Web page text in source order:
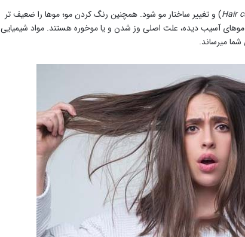
Hair) و تغییر ساختار مو شود. همچنین رنگ کردن مو؛ موها را ضعیف تر
آسیب دیده، علت اصلی وز شدن و یا موخوره هستند. مواد شیمیایی
میرساند.